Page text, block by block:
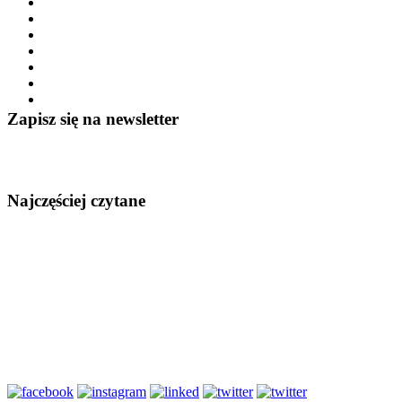
Zapisz się na newsletter
Najczęściej czytane